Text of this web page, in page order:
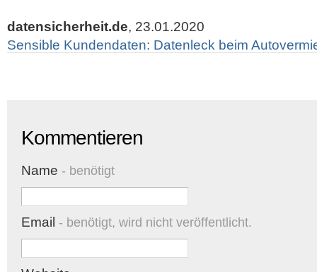
datensicherheit.de, 23.01.2020
Sensible Kundendaten: Datenleck beim
Kommentieren
Name - benötigt
Email - benötigt, wird nicht veröffentlicht.